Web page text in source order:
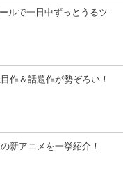
ルで一日中ずっとうるツ
作＆話題作が勢ぞろい！
新アニメを一挙紹介！